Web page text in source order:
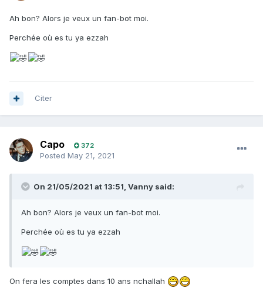
Ah bon? Alors je veux un fan-bot moi.
Perchée où es tu ya ezzah
Citer
Capo 372
Posted May 21, 2021
On 21/05/2021 at 13:51, Vanny said:
Ah bon? Alors je veux un fan-bot moi.
Perchée où es tu ya ezzah
On fera les comptes dans 10 ans nchallah